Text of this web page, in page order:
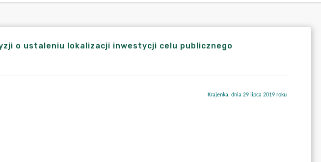
o ustaleniu lokalizacji inwestycji celu publicznego